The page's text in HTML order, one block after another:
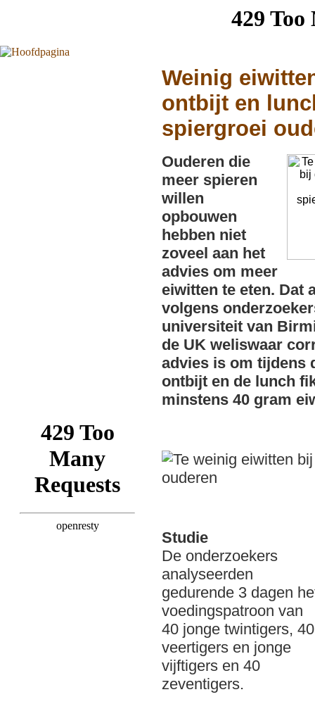
Weinig
ontbijt en
spiergroei
Ouderen die
meer spieren
willen
opbouwen
hebben niet
zoveel aan het
advies om meer
eiwitten te eten. Dat
volgens
universiteit van
de UK weliswaar
advies is om tijdens
ontbijt en de lunch
minstens 40 gram
Studie
De onderzoekers
analyseerden
gedurende 3 dagen
voedingspatroon van
40 jonge twintigers, 40
veertigers en jonge
vijftigers en 40
zeventigers.